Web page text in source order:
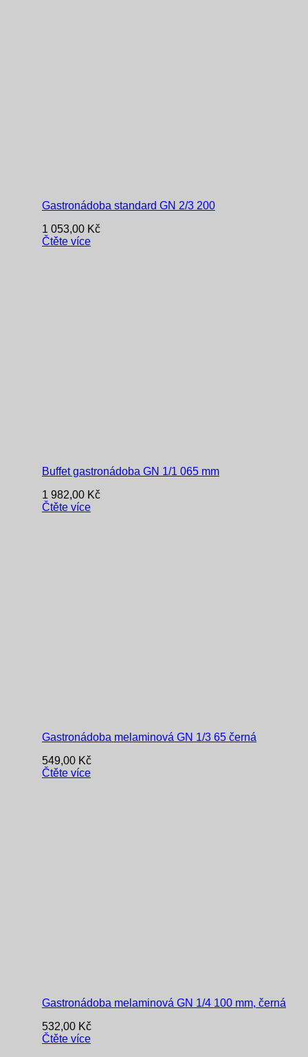
Gastronádoba standard GN 2/3 200
1 053,00 Kč
Čtěte více
Buffet gastronádoba GN 1/1 065 mm
1 982,00 Kč
Čtěte více
Gastronádoba melaminová GN 1/3 65 černá
549,00 Kč
Čtěte více
Gastronádoba melaminová GN 1/4 100 mm, černá
532,00 Kč
Čtěte více